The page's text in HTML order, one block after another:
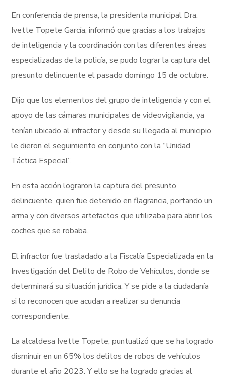
En conferencia de prensa, la presidenta municipal Dra.
Ivette Topete García, informó que gracias a los trabajos
de inteligencia y la coordinación con las diferentes áreas
especializadas de la policía, se pudo lograr la captura del
presunto delincuente el pasado domingo 15 de octubre.
Dijo que los elementos del grupo de inteligencia y con el
apoyo de las cámaras municipales de videovigilancia, ya
tenían ubicado al infractor y desde su llegada al municipio
le dieron el seguimiento en conjunto con la “Unidad
Táctica Especial”.
En esta acción lograron la captura del presunto
delincuente, quien fue detenido en flagrancia, portando un
arma y con diversos artefactos que utilizaba para abrir los
coches que se robaba.
El infractor fue trasladado a la Fiscalía Especializada en la
Investigación del Delito de Robo de Vehículos, donde se
determinará su situación jurídica. Y se pide a la ciudadanía
si lo reconocen que acudan a realizar su denuncia
correspondiente.
La alcaldesa Ivette Topete, puntualizó que se ha logrado
disminuir en un 65% los delitos de robos de vehículos
durante el año 2023. Y ello se ha logrado gracias al